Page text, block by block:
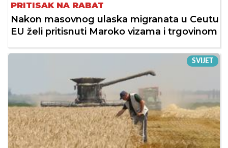
PRITISAK NA RABAT
Nakon masovnog ulaska migranata u Ceutu
EU želi pritisnuti Maroko vizama i trgovinom
SVIJET